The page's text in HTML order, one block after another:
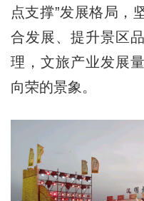
点支撑”发展格局，
合发展、提升景区
理，文旅产业发展
向荣的景象。